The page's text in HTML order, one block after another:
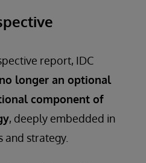
report, IDC
longer an optional
component of
, deeply embedded in
and strategy.